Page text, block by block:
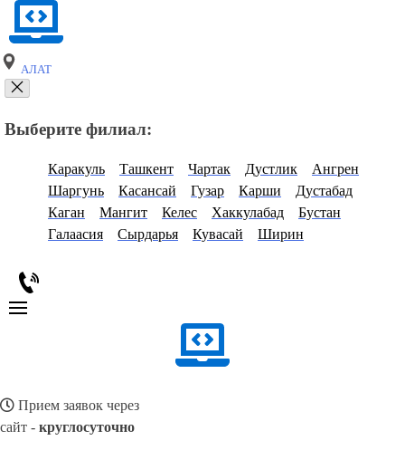
АЛАТ
Выберите филиал:
Каракуль Ташкент Чартак Дустлик
Ангрен
Шаргунь
Касансай Гузар Карши
Дустабад
Каган
Мангит Келес Хаккулабад
Бустан
Галаасия
Сырдарья Кувасай Ширин
Прием заявок через
сайт - круглосуточно